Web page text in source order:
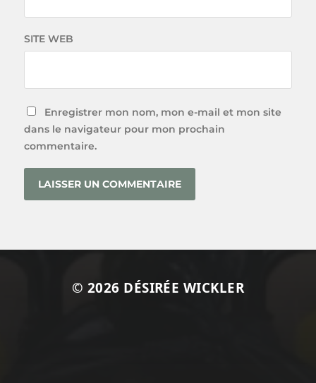
SITE WEB
Enregistrer mon nom, mon e-mail et mon site
dans le navigateur pour mon prochain
commentaire.
© 2026 DÉSIRÉE WICKLER